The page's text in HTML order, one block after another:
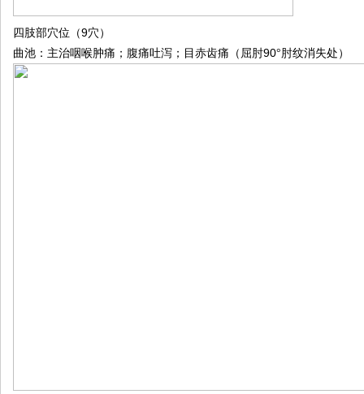
四肢部穴位（9穴）
曲池：主治咽喉肿痛；腹痛吐泻；目赤齿痛（屈肘90°肘纹消失处）